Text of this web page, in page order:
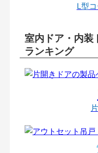
L型
室内ドア・内装
ランキング